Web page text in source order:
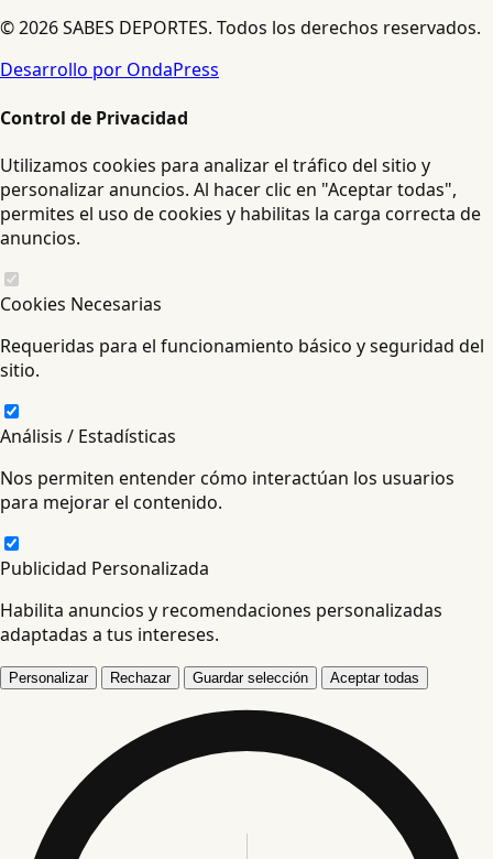
© 2026 SABES DEPORTES. Todos los derechos reservados.
Desarrollo por OndaPress
Control de Privacidad
Utilizamos cookies para analizar el tráfico del sitio y
personalizar anuncios. Al hacer clic en "Aceptar todas",
permites el uso de cookies y habilitas la carga correcta de
anuncios.
Cookies Necesarias
Requeridas para el funcionamiento básico y seguridad del
sitio.
Análisis / Estadísticas
Nos permiten entender cómo interactúan los usuarios
para mejorar el contenido.
Publicidad Personalizada
Habilita anuncios y recomendaciones personalizadas
adaptadas a tus intereses.
Personalizar Rechazar Guardar selección Aceptar todas